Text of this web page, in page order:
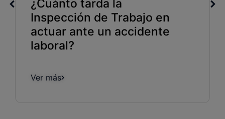
¿Cuánto tarda la
Inspección de Trabajo en
actuar ante un accidente
laboral?
Ver más